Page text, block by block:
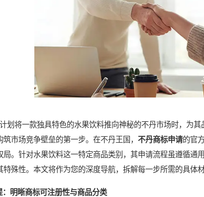
将一款独具特色的水果饮料推向神秘的不丹市场时，为其
筑市场竞争壁垒的第一步。在不丹王国， 不丹商标申请的官
局。针对水果饮料这一特定商品类别，其申请流程虽遵循通
特殊性。本文将作为您的深度导航，拆解每一步所需的具体材
：明晰商标可注册性与商品分类